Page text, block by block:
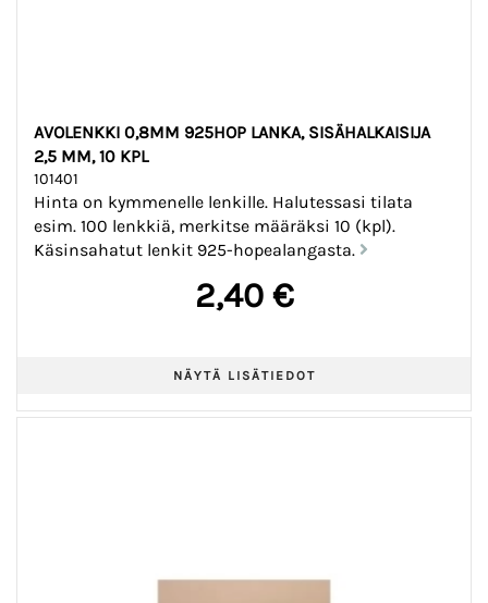
AVOLENKKI 0,8MM 925HOP LANKA, SISÄHALKAISIJA
2,5 MM, 10 KPL
101401
Hinta on kymmenelle lenkille. Halutessasi tilata
esim. 100 lenkkiä, merkitse määräksi 10 (kpl).
Käsinsahatut lenkit 925-hopealangasta.
2,40 €